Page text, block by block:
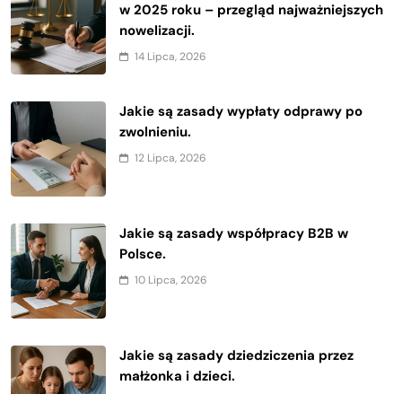
w 2025 roku – przegląd najważniejszych
nowelizacji.
14 Lipca, 2026
Jakie są zasady wypłaty odprawy po
zwolnieniu.
12 Lipca, 2026
Jakie są zasady współpracy B2B w
Polsce.
10 Lipca, 2026
Jakie są zasady dziedziczenia przez
małżonka i dzieci.